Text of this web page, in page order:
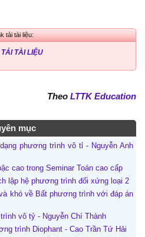
tải tài liệu:
TÀI LIỆU
Theo LTTK Education
mục
phương trình vô tỉ - Nguyễn Anh
cao trong Seminar Toán cao cấp
lập hệ phương trình đối xứng loại 2
khó về Bất phương trình với đáp án
vô tỷ - Nguyễn Chí Thành
trình Diophant - Cao Trần Tứ Hải